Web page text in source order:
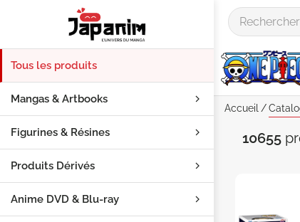
Tous les produits
Mangas & Artbooks
Figurines & Résines
Produits Dérivés
Anime DVD & Blu‑ray
Accueil
10655